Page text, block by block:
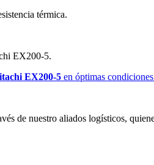
térmica.
EX200-5.
EX200-5 en óptimas
de nuestro aliados logísticos,